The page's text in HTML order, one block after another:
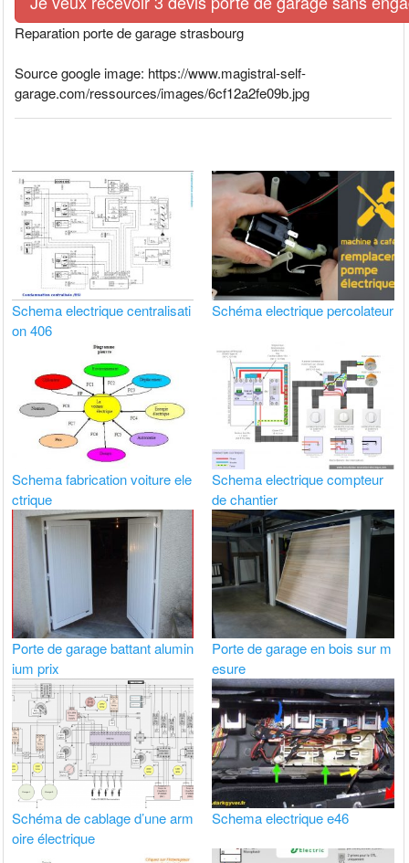
Reparation porte de garage strasbourg
Source google image: https://www.magistral-self-
garage.com/ressources/images/6cf12a2fe09b.jpg
Schema electrique centralisati
on 406
Schéma electrique percolateur
Schema fabrication voiture ele
ctrique
Schema electrique compteur
de chantier
Porte de garage battant alumin
ium prix
Porte de garage en bois sur m
esure
Schéma de cablage d’une arm
oire électrique
Schema electrique e46